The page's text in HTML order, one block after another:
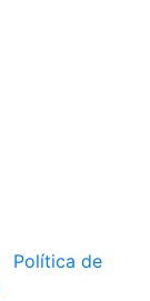
Política de